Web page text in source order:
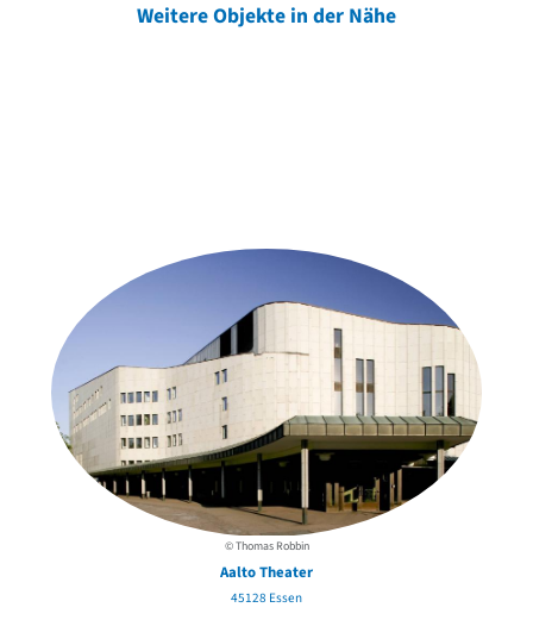
Weitere Objekte in der Nähe
© Thomas Robbin
Aalto Theater
45128 Essen